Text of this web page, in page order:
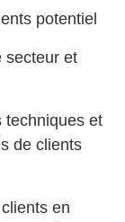
potentiel
secteur et
techniques et
de clients
en